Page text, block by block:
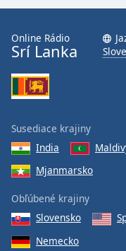
Online Rádio
Srí Lanka
Susediace krajiny
India
Mjanmarsko
Obľúbené krajiny
Slovensko
Nemecko